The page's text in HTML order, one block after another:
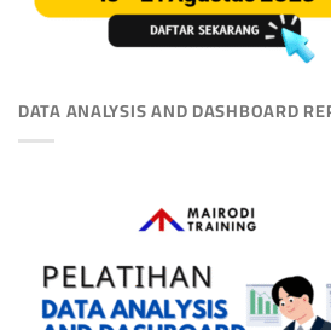
DATA ANALYSIS AND DASHBOARD